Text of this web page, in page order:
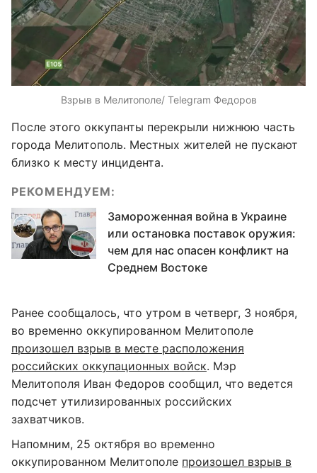
Взрыв в Мелитополе/ Telegram Федоров
После этого оккупанты перекрыли нижнюю часть
города Мелитополь. Местных жителей не пускают
близко к месту инцидента.
РЕКОМЕНДУЕМ:
Замороженная война в Украине
или остановка поставок оружия:
чем для нас опасен конфликт на
Среднем Востоке
Ранее сообщалось, что утром в четверг, 3 ноября,
во временно оккупированном Мелитополе
произошел взрыв в месте расположения
российских оккупационных войск. Мэр
Мелитополя Иван Федоров сообщил, что ведется
подсчет утилизированных российских
захватчиков.
Напомним, 25 октября во временно
оккупированном Мелитополе произошел взрыв в